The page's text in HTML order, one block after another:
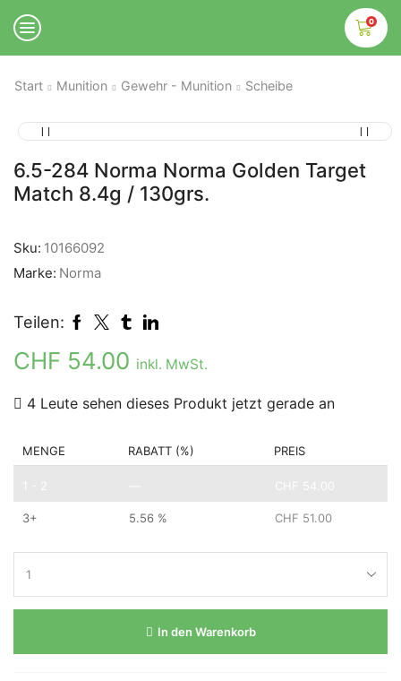
0
Start Munition Gewehr - Munition Scheibe
6.5-284 Norma Norma Golden Target
Match 8.4g / 130grs.
Sku: 10166092
Marke: Norma
Teilen:
CHF 54.00 inkl. MwSt.
4 Leute sehen dieses Produkt jetzt gerade an
MENGE RABATT (%) PREIS
3+ 5.56 % CHF 51.00
In den Warenkorb